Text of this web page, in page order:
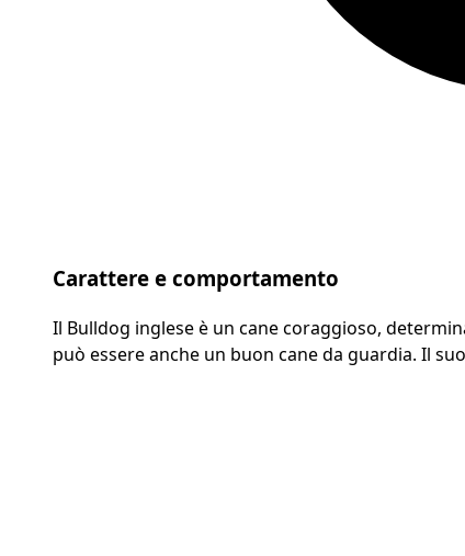
Carattere e comportamento
Il Bulldog inglese è un cane coraggioso,
può essere anche un buon cane da guardia. Il